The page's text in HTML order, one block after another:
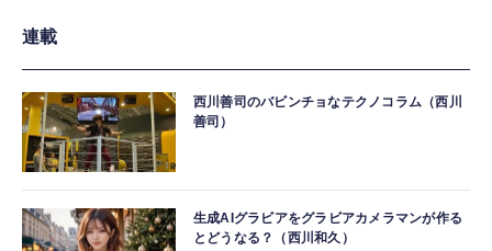
連載
西川善司のバビンチョなテクノコラム（西川
善司）
生成AIグラビアをグラビアカメラマンが作る
とどうなる？（西川和久）